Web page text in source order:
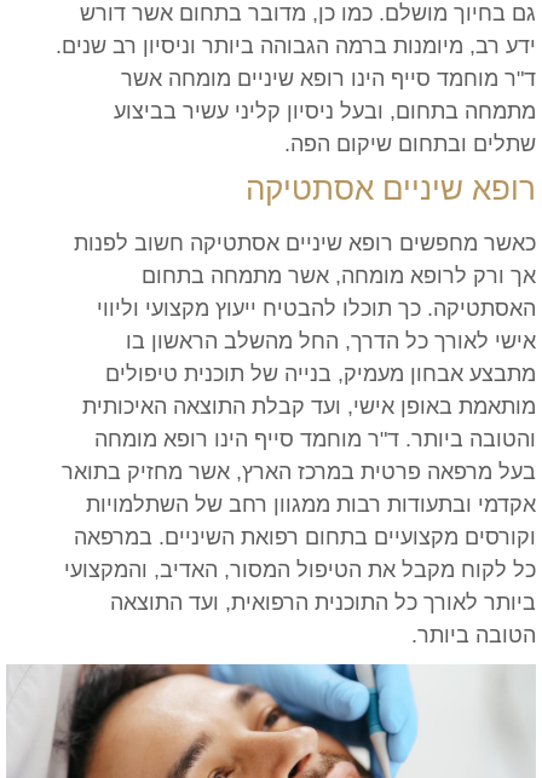
גם בחיוך מושלם. כמו כן, מדובר בתחום אשר דורש
ידע רב, מיומנות ברמה הגבוהה ביותר וניסיון רב שנים.
ד"ר מוחמד סייף הינו רופא שיניים מומחה אשר
מתמחה בתחום, ובעל ניסיון קליני עשיר בביצוע
שתלים ובתחום שיקום הפה.
רופא שיניים אסתטיקה
כאשר מחפשים רופא שיניים אסתטיקה חשוב לפנות
אך ורק לרופא מומחה, אשר מתמחה בתחום
האסתטיקה. כך תוכלו להבטיח ייעוץ מקצועי וליווי
אישי לאורך כל הדרך, החל מהשלב הראשון בו
מתבצע אבחון מעמיק, בנייה של תוכנית טיפולים
מותאמת באופן אישי, ועד קבלת התוצאה האיכותית
והטובה ביותר. ד"ר מוחמד סייף הינו רופא מומחה
בעל מרפאה פרטית במרכז הארץ, אשר מחזיק בתואר
אקדמי ובתעודות רבות ממגוון רחב של השתלמויות
וקורסים מקצועיים בתחום רפואת השיניים. במרפאה
כל לקוח מקבל את הטיפול המסור, האדיב, והמקצועי
ביותר לאורך כל התוכנית הרפואית, ועד התוצאה
הטובה ביותר.